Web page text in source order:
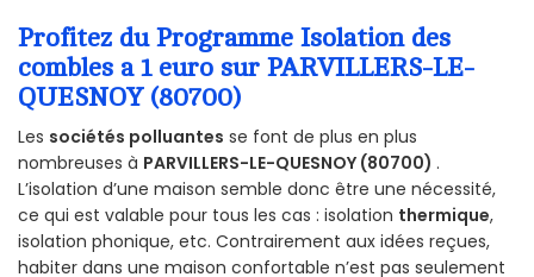
Profitez du Programme Isolation des
combles a 1 euro sur PARVILLERS-LE-
QUESNOY (80700)
Les sociétés polluantes se font de plus en plus
nombreuses à PARVILLERS-LE-QUESNOY (80700) .
L’isolation d’une maison semble donc être une nécessité,
ce qui est valable pour tous les cas : isolation thermique,
isolation phonique, etc. Contrairement aux idées reçues,
habiter dans une maison confortable n’est pas seulement